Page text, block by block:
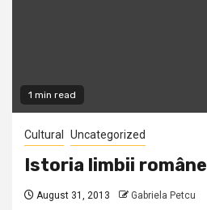
1 min read
Cultural Uncategorized
Istoria limbii române
August 31, 2013 Gabriela Petcu